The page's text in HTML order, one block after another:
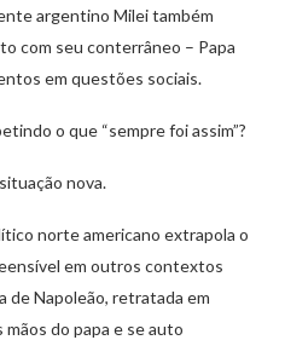
argentino Milei também
com seu conterrâneo – Papa
em questões sociais.
o que “sempre foi assim”?
nova.
norte americano extrapola o
em outros contextos
de Napoleão, retratada em
do papa e se auto